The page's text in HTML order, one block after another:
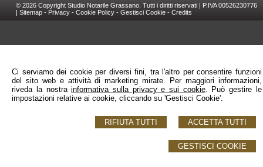
Ci serviamo dei cookie per diversi fini, tra l'altro per consentire funzioni
del sito web e attività di marketing mirate. Per maggiori informazioni,
riveda la nostrainformativa sulla privacy e sui cookie. Può gestire le
impostazioni relative ai cookie, cliccando su 'Gestisci Cookie'.
ACCETTA TUTTI
RIFIUTA TUTTI
GESTISCI COOKIE
© 2026 Copyright Studio Notarile Grassano. Tutti i diritti riservati | P.IVA 00526230776
| Sitemap- Privacy- Cookie Policy- Gestisci Cookie- Credits